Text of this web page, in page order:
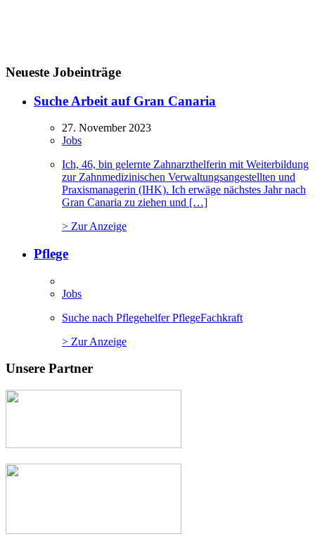
Neueste Jobeinträge
Suche Arbeit auf Gran Canaria
27. November 2023
Jobs
Ich, 46, bin gelernte Zahnarzthelferin mit Weiterbildung
zur Zahnmedizinischen Verwaltungsangestellten und
Praxismanagerin (IHK). Ich erwäge nächstes Jahr nach
Gran Canaria zu ziehen und […]
> Zur Anzeige
Pflege
Jobs
Suche nach Pflegehelfer PflegeFachkraft
> Zur Anzeige
Unsere Partner